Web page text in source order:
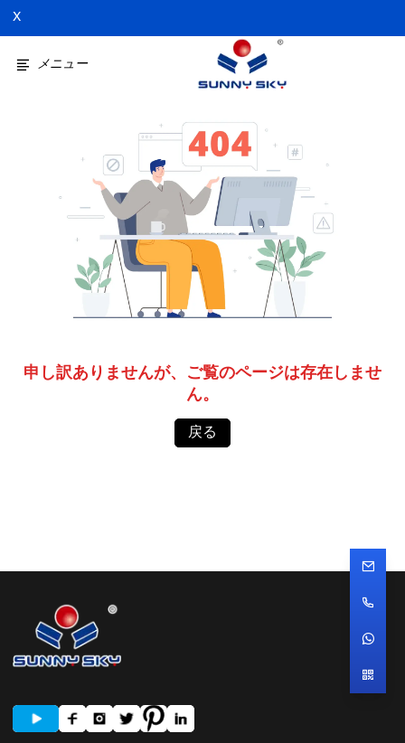
X
メニュー
申し訳ありませんが、ご覧のページは存在しませ
ん。
戻る